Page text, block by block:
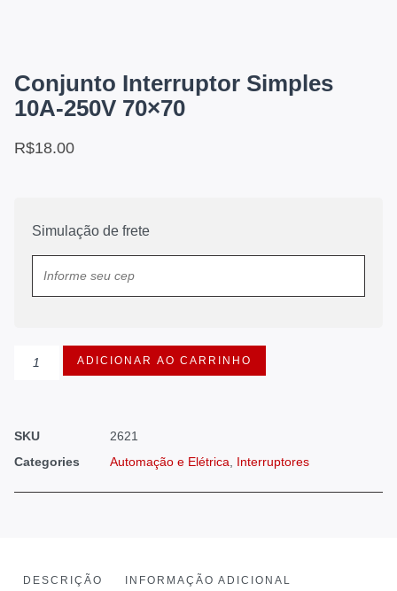
Conjunto Interruptor Simples
10A-250V 70×70
R$18.00
Simulação de frete
ADICIONAR AO CARRINHO
SKU
2621
Categories
Automação e Elétrica Interruptores
DESCRIÇÃO INFORMAÇÃO ADICIONAL